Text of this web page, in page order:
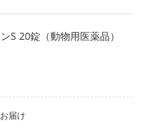
S 20錠（動物用医薬品）
届け